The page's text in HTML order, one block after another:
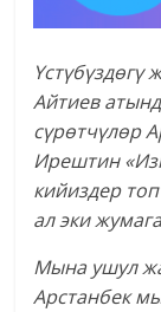
Айтиев
сүрөтчүлөр
Ирештин
кийиздер
ал эки
Мына ушул
Арстанбек